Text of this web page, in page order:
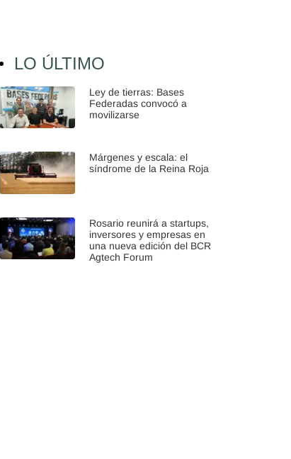
LO ÚLTIMO
Ley de tierras: Bases
Federadas convocó a
movilizarse
Márgenes y escala: el
síndrome de la Reina Roja
Rosario reunirá a startups,
inversores y empresas en
una nueva edición del BCR
Agtech Forum